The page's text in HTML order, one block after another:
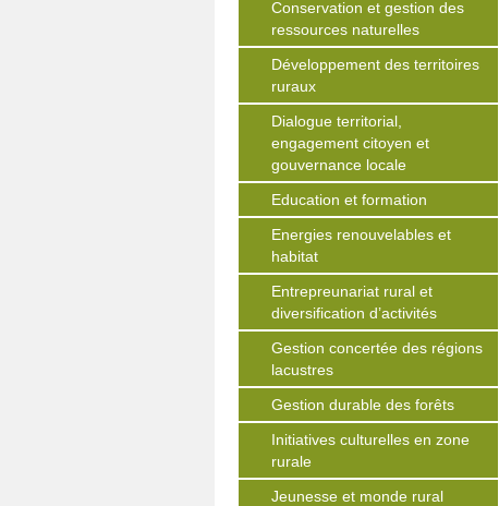
Conservation et gestion des
ressources naturelles
Développement des territoires
ruraux
Dialogue territorial,
engagement citoyen et
gouvernance locale
Education et formation
Energies renouvelables et
habitat
Entrepreunariat rural et
diversification d’activités
Gestion concertée des régions
lacustres
Gestion durable des forêts
Initiatives culturelles en zone
rurale
Jeunesse et monde rural